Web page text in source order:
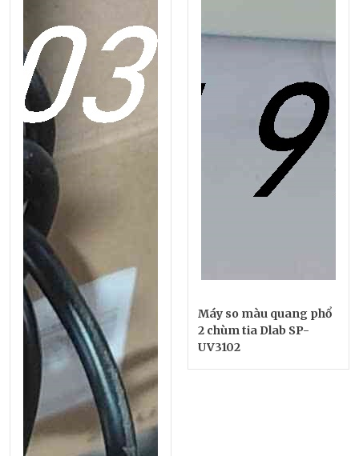
Máy so màu quang phổ
2 chùm tia Dlab SP-
UV3102